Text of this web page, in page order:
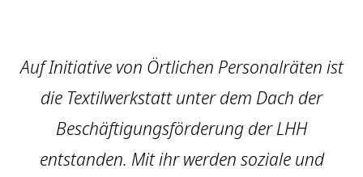
Auf Initiative von Örtlichen Personalräten ist
die Textilwerkstatt unter dem Dach der
Beschäftigungsförderung der LHH
entstanden. Mit ihr werden soziale und